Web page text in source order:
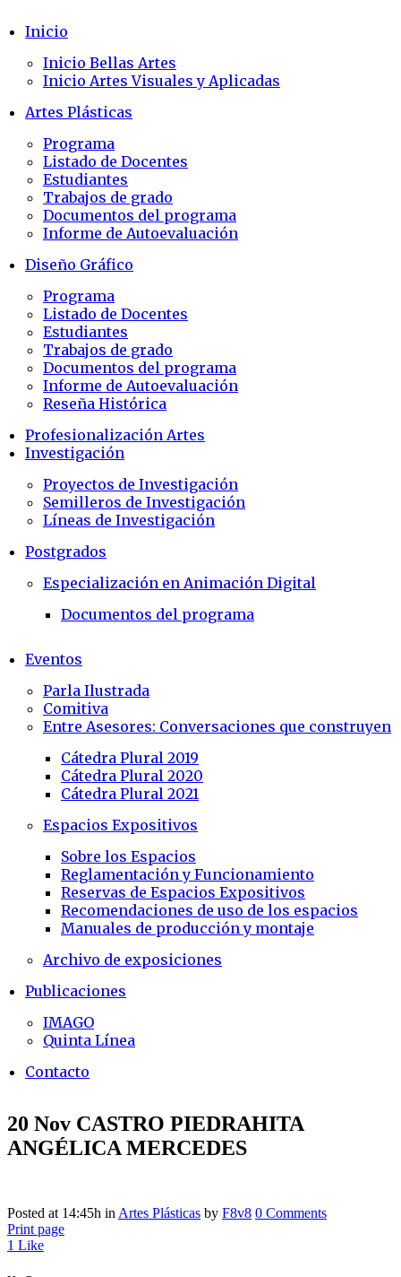
Inicio
Inicio Bellas Artes
Inicio Artes Visuales y Aplicadas
Artes Plásticas
Programa
Listado de Docentes
Estudiantes
Trabajos de grado
Documentos del programa
Informe de Autoevaluación
Diseño Gráfico
Programa
Listado de Docentes
Estudiantes
Trabajos de grado
Documentos del programa
Informe de Autoevaluación
Reseña Histórica
Profesionalización Artes
Investigación
Proyectos de Investigación
Semilleros de Investigación
Líneas de Investigación
Postgrados
Especialización en Animación Digital
Documentos del programa
Eventos
Parla Ilustrada
Comitiva
Entre Asesores: Conversaciones que construyen
Cátedra Plural 2019
Cátedra Plural 2020
Cátedra Plural 2021
Espacios Expositivos
Sobre los Espacios
Reglamentación y Funcionamiento
Reservas de Espacios Expositivos
Recomendaciones de uso de los espacios
Manuales de producción y montaje
Archivo de exposiciones
Publicaciones
IMAGO
Quinta Línea
Contacto
20 Nov CASTRO PIEDRAHITA
ANGÉLICA MERCEDES
Posted at 14:45h in Artes Plásticas by F8v8 0 Comments
Print page
1 Like